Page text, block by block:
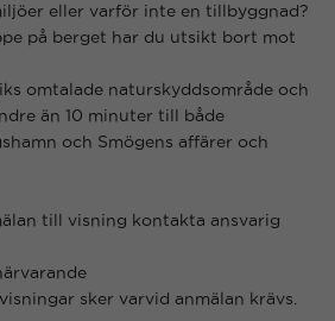
eller varför inte en tillbyggnad?
på berget har du utsikt bort mot
omtalade naturskyddsområde och
än 10 minuter till både
och Smögens affärer och
till visning kontakta ansvarig
sker varvid anmälan krävs.